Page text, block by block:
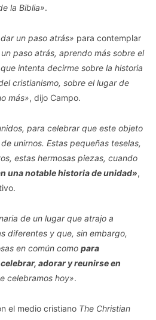
la Biblia».
un paso atrás» para contemplar
paso atrás, aprendo más sobre el
intenta decirme sobre la historia
cristianismo, sobre el lugar de
más», dijo Campo.
para celebrar que este objeto
unirnos. Estas pequeñas teselas,
estas hermosas piezas, cuando
una notable historia de unidad»,
de un lugar que atrajo a
diferentes y que, sin embargo,
en común como para
adorar y reunirse en
celebramos hoy».
el medio cristiano The Christian